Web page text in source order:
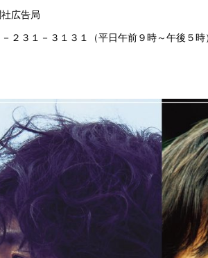
広告局
３１－３１３１（平日午前９時～午後５時